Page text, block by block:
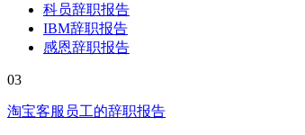
科员辞职报告
IBM辞职报告
感恩辞职报告
03
淘宝客服员工的辞职报告